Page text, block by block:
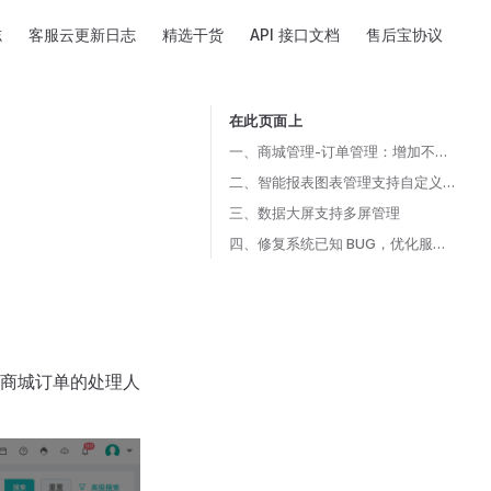
客服云更新日志 精选干货 API 接口文档 售后宝协议
在此页面上
Table of Contents for current page
一、商城管理-订单管理：增加不同订单状态的数字统计
二、智能报表图表管理支持自定义分组
三、数据大屏支持多屏管理
四、修复系统已知 BUG，优化服务性能
城订单的处理人